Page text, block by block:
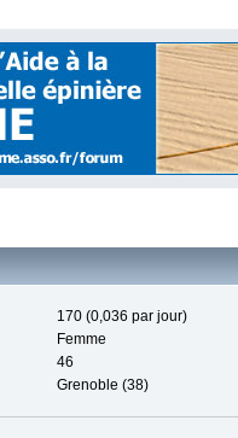
170 (0,036 par jour)
Femme
46
Grenoble (38)